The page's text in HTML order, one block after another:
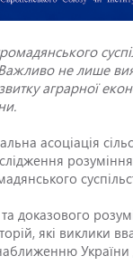
не лише
аграрної
асоціація
які виклики